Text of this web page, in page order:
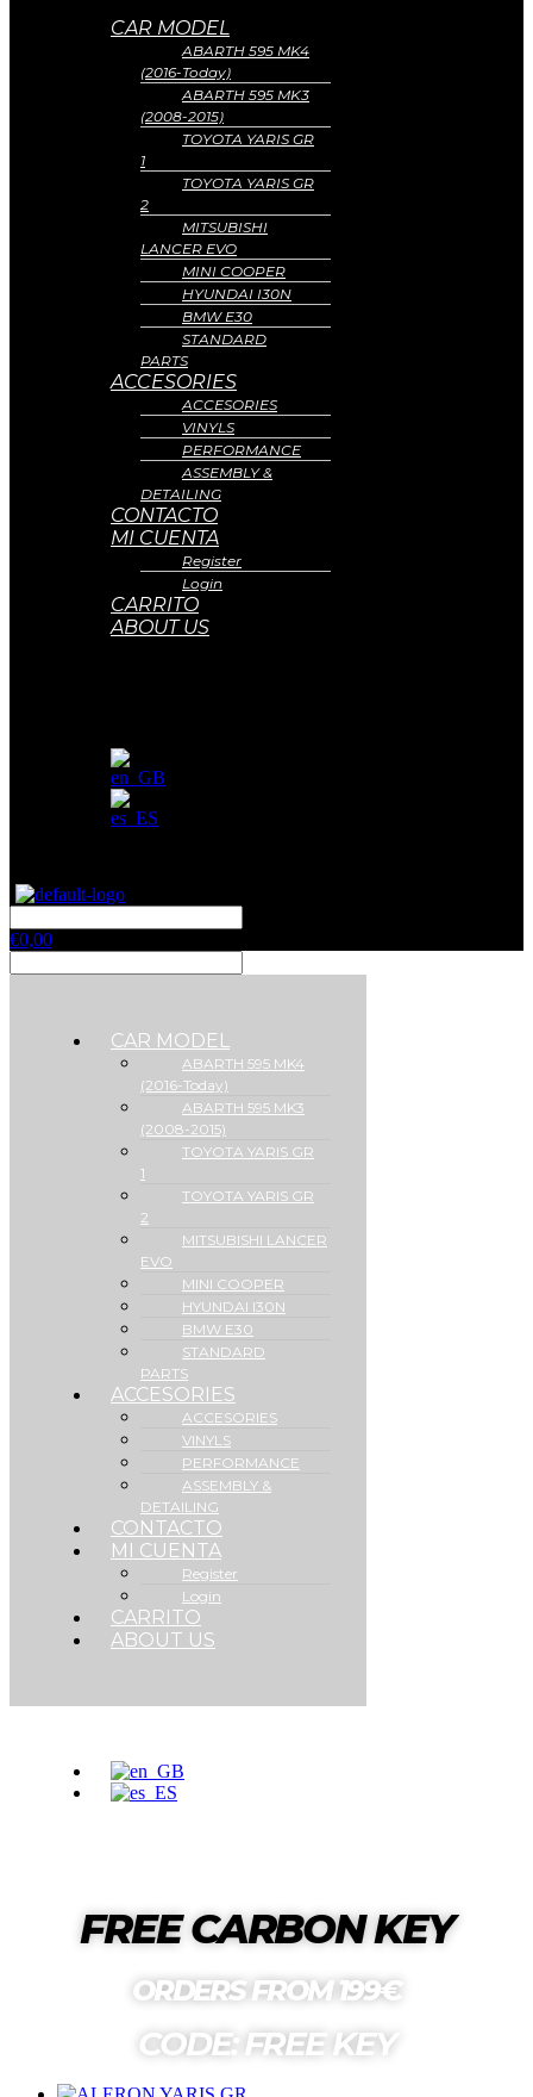
CAR MODEL
ABARTH 595 MK4
(2016-Today)
ABARTH 595 MK3
(2008-2015)
TOYOTA YARIS GR
1
TOYOTA YARIS GR
2
MITSUBISHI
LANCER EVO
MINI COOPER
HYUNDAI I30N
BMW E30
STANDARD
PARTS
ACCESORIES
ACCESORIES
VINYLS
PERFORMANCE
ASSEMBLY &
DETAILING
CONTACTO
MI CUENTA
Register
Login
CARRITO
ABOUT US
€0,00
CAR MODEL
ABARTH 595 MK4
(2016-Today)
ABARTH 595 MK3
(2008-2015)
TOYOTA YARIS GR
1
TOYOTA YARIS GR
2
MITSUBISHI LANCER
EVO
MINI COOPER
HYUNDAI I30N
BMW E30
STANDARD
PARTS
ACCESORIES
ACCESORIES
VINYLS
PERFORMANCE
ASSEMBLY &
DETAILING
CONTACTO
MI CUENTA
Register
Login
CARRITO
ABOUT US
FREE CARBON KEY
ORDERS FROM 199€
CODE: FREE KEY